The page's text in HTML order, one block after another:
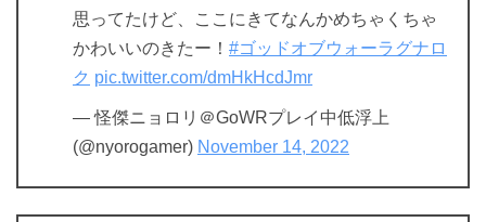
思ってたけど、ここにきてなんかめちゃくちゃ
かわいいのきたー！ #ゴッドオブウォーラグナロ
ク pic.twitter.com/dmHkHcdJmr
— 怪傑ニョロリ＠GoWRプレイ中低浮上
(@nyorogamer) November 14, 2022